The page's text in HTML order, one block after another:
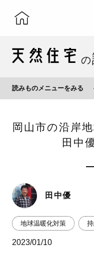
の
読みものメニューをみる
岡山市の沿岸
田中
田中優
地球温暖化対策
2023/01/10